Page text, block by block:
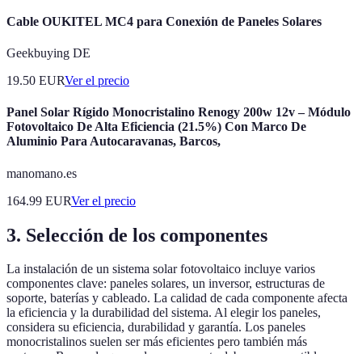
Cable OUKITEL MC4 para Conexión de Paneles Solares
Geekbuying DE
19.50 EURVer el precio
Panel Solar Rígido Monocristalino Renogy 200w 12v – Módulo
Fotovoltaico De Alta Eficiencia (21.5%) Con Marco De
Aluminio Para Autocaravanas, Barcos,
manomano.es
164.99 EURVer el precio
3. Selección de los componentes
La instalación de un sistema solar fotovoltaico incluye varios
componentes clave: paneles solares, un inversor, estructuras de
soporte, baterías y cableado. La calidad de cada componente afecta
la eficiencia y la durabilidad del sistema. Al elegir los paneles,
considera su eficiencia, durabilidad y garantía. Los paneles
monocristalinos suelen ser más eficientes pero también más